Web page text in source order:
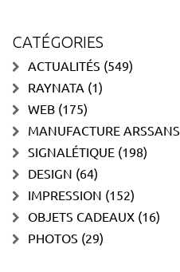
CATÉGORIES
ACTUALITÉS (549)
RAYNATA (1)
WEB (175)
MANUFACTURE ARSSANS
SIGNALÉTIQUE (198)
DESIGN (64)
IMPRESSION (152)
OBJETS CADEAUX (16)
PHOTOS (29)